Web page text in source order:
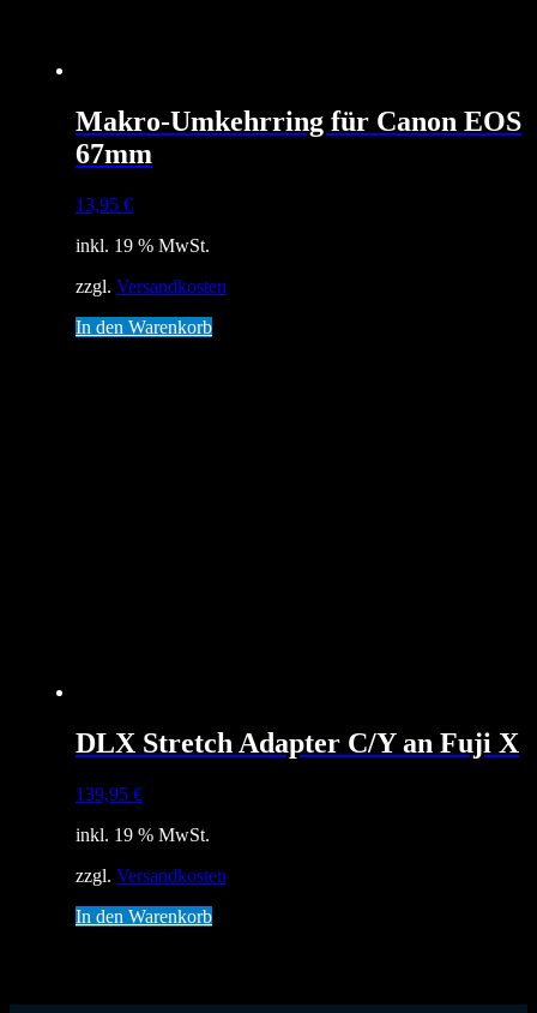
Makro-Umkehrring für Canon EOS
67mm
13,95 €
inkl. 19 % MwSt.
zzgl. Versandkosten
In den Warenkorb
DLX Stretch Adapter C/Y an Fuji X
139,95 €
inkl. 19 % MwSt.
zzgl. Versandkosten
In den Warenkorb